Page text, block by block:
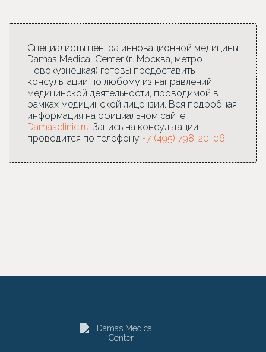
Специалисты центра инновационной медицины
Damas Medical Center (г. Москва, метро
Новокузнецкая) готовы предоставить
консультации по любому из направлений
медицинской деятельности, проводимой в
рамках медицинской лицензии. Вся подробная
информация на официальном сайте
Damasclinic.ru. Запись на консультации
проводится по телефону +7 (495) 798-20-06.